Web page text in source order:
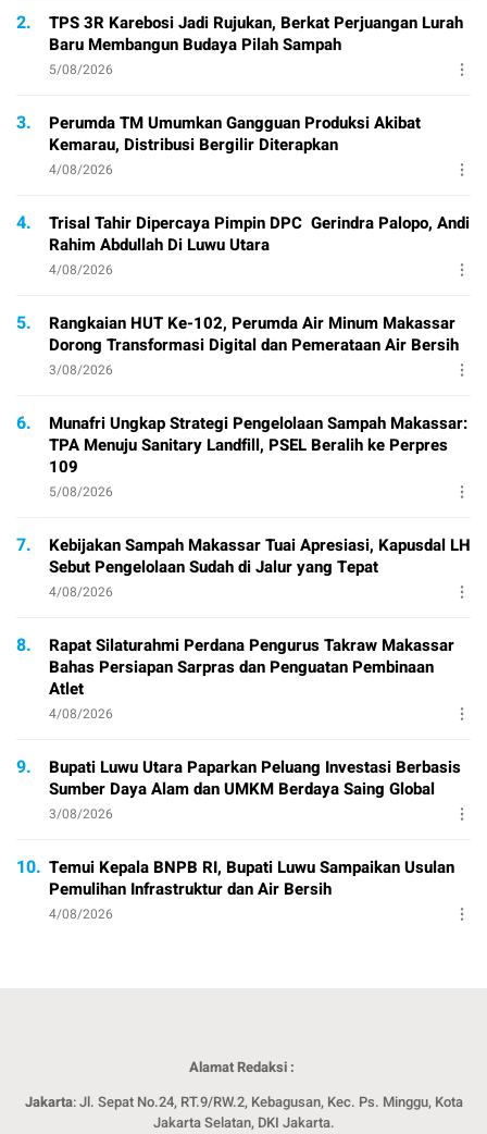
2.
TPS 3R Karebosi Jadi Rujukan, Berkat Perjuangan Lurah
Baru Membangun Budaya Pilah Sampah
5/08/2026
3.
Perumda TM Umumkan Gangguan Produksi Akibat
Kemarau, Distribusi Bergilir Diterapkan
4/08/2026
4.
Trisal Tahir Dipercaya Pimpin DPC Gerindra Palopo, Andi
Rahim Abdullah Di Luwu Utara
4/08/2026
5.
Rangkaian HUT Ke-102, Perumda Air Minum Makassar
Dorong Transformasi Digital dan Pemerataan Air Bersih
3/08/2026
6.
Munafri Ungkap Strategi Pengelolaan Sampah Makassar:
TPA Menuju Sanitary Landfill, PSEL Beralih ke Perpres
109
5/08/2026
7.
Kebijakan Sampah Makassar Tuai Apresiasi, Kapusdal LH
Sebut Pengelolaan Sudah di Jalur yang Tepat
4/08/2026
8.
Rapat Silaturahmi Perdana Pengurus Takraw Makassar
Bahas Persiapan Sarpras dan Penguatan Pembinaan
Atlet
4/08/2026
9.
Bupati Luwu Utara Paparkan Peluang Investasi Berbasis
Sumber Daya Alam dan UMKM Berdaya Saing Global
3/08/2026
10. Temui Kepala BNPB RI, Bupati Luwu Sampaikan Usulan
Pemulihan Infrastruktur dan Air Bersih
4/08/2026
Alamat Redaksi :
Jakarta: Jl. Sepat No.24, RT.9/RW.2, Kebagusan, Kec. Ps. Minggu, Kota
Jakarta Selatan, DKI Jakarta.